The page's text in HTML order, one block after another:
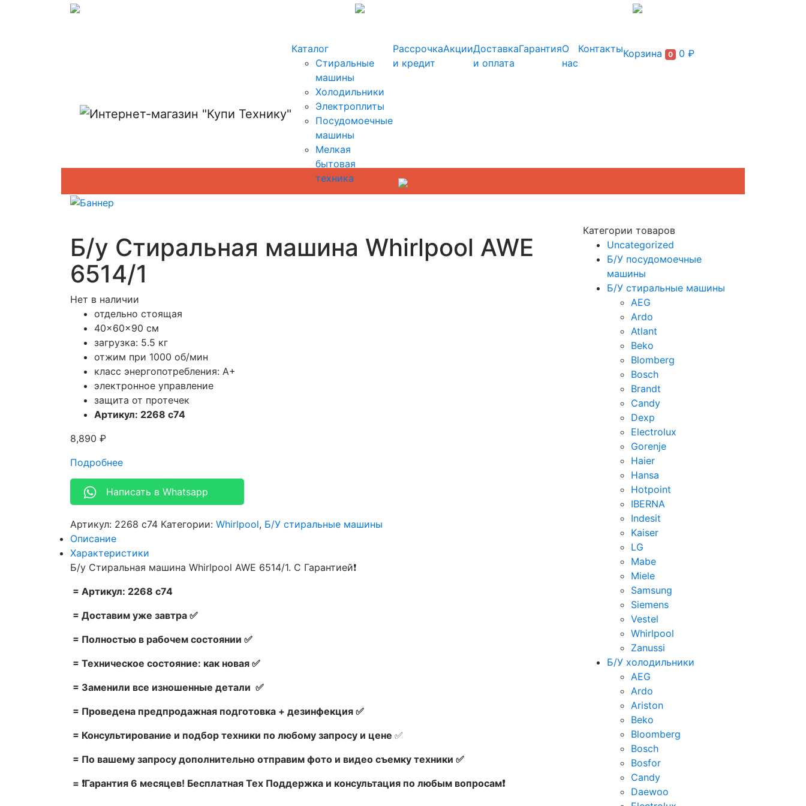
Каталог
Стиральные
машины
Холодильники
Электроплиты
Посудомоечные
машины
Мелкая
бытовая
техника
Рассрочка
и кредит
АкцииДоставка
и оплата
ГарантияО
нас
КонтактыКорзина 0 0 ₽
Б/у Стиральная машина Whirlpool AWE
6514/1
Нет в наличии
отдельно стоящая
40x60x90 см
загрузка: 5.5 кг
отжим при 1000 об/мин
класс энергопотребления: A+
электронное управление
защита от протечек
Артикул: 2268 с74
8,890 ₽
Подробнее
Написать в Whatsapp
Артикул: 2268 с74 Категории: Whirlpool, Б/У стиральные машины
Описание
Характеристики
Б/у Стиральная машина Whirlpool AWE 6514/1. С Гарантией❗
= Артикул: 2268 с74
= Доставим уже завтра ✅
= Полностью в рабочем состоянии ✅
= Техническое состояние: как новая ✅
= Заменили все изношенные детали ✅
= Проведена предпродажная подготовка + дезинфекция ✅
= Консультирование и подбор техники по любому запросу и цене ✅
= По вашему запросу дополнительно отправим фото и видео съемку техники ✅
= ❗Гарантия 6 месяцев! Бесплатная Тех Поддержка и консультация по любым вопросам❗
Категории товаров
Uncategorized
Б/У посудомоечные
машины
Б/У стиральные машины
AEG
Ardo
Atlant
Beko
Blomberg
Bosch
Brandt
Candy
Dexp
Electrolux
Gorenje
Haier
Hansa
Hotpoint
IBERNA
Indesit
Kaiser
LG
Mabe
Miele
Samsung
Siemens
Vestel
Whirlpool
Zanussi
Б/У холодильники
AEG
Ardo
Ariston
Beko
Bloomberg
Bosch
Bosfor
Candy
Daewoo